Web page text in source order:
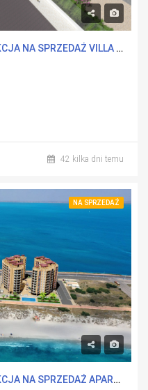
3 SYPIALNIA NOWA KONSTRUKCJA NA SPRZEDAŻ VILLA W CALASPARRA, MURCIA
42 kilka dni temu
NA SPRZEDAŻ
2 SYPIALNIA NOWA KONSTRUKCJA NA SPRZEDAŻ APARTMENT W LA MANGA DEL MAR MENOR, MURCIA Z BASENEM